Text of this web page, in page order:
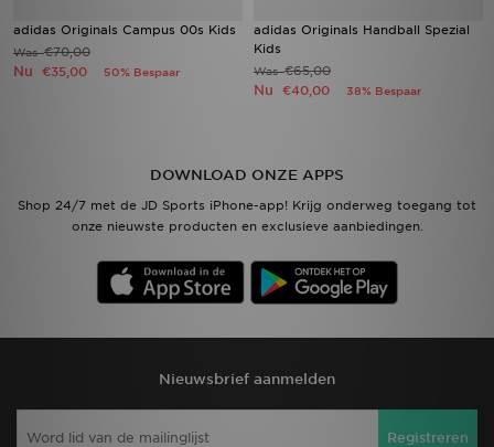
adidas Originals Campus 00s Kids
Was€70,00
Nu €35,00 50% Bespaar
adidas Originals Handball Spezial
Kids
Was€65,00
Nu €40,00 38% Bespaar
DOWNLOAD ONZE APPS
Shop 24/7 met de JD Sports iPhone-app! Krijg onderweg toegang tot
onze nieuwste producten en exclusieve aanbiedingen.
Nieuwsbrief aanmelden
Registreren